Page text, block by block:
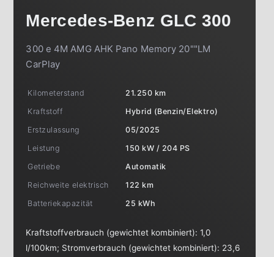
Mercedes-Benz GLC 300
300 e 4M AMG AHK Pano Memory 20""LM
CarPlay
Kilometerstand
21.250 km
Kraftstoff
Hybrid (Benzin/Elektro)
Erstzulassung
05/2025
Leistung
150 kW / 204 PS
Getriebe
Automatik
Reichweite elektrisch
122 km
Batteriekapazität
25 kWh
Kraftstoffverbrauch (gewichtet kombiniert):1,0
l/100km; Stromverbrauch (gewichtet kombiniert): 23,6